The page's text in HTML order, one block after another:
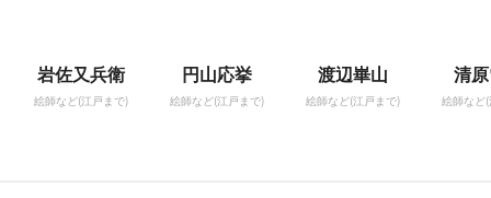
岩佐又兵衛
絵師など(江戸まで)
円山応挙
絵師など(江戸まで)
渡辺崋山
絵師など(江戸まで)
清
絵師など